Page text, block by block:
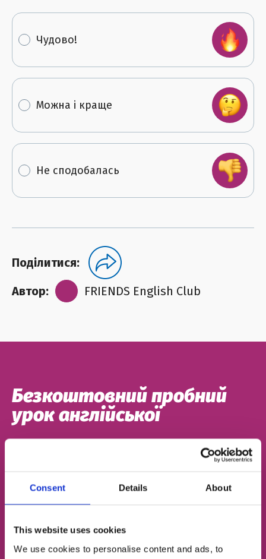
Consent Details About
This website uses cookies
We use cookies to personalise content and ads, to
Чудово!
Можна і краще
Не сподобалась
Поділитися:
Автор:
FRIENDS English Club
Безкоштовний пробний
урок англійської
Підберемо відповідний тип занять
тічером